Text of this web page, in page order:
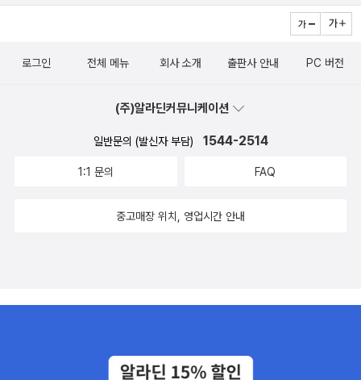
러가고, 내 노력에 의해 나의 세상이 바뀔 수 있다는 말은 양자 물리학
의 영역을 넘어 내가 꿈꾸는 작은 세계를 구축할 어떤 원동력이 되는
것 같기도 하다. 책을 덮으면 보이는 '마침내 밝혀진 현실 창조와 소통
영사 대학생 서포터즈 활동의 일환으로 김영사로부터 도서를 지원받
아 작성하였습니다'​
것이고요. 왜 굳이 이런 것을 알아야 할 까요? 무에 쓸모가 있다고. 고
대 리그베다의 창조에 관한 구절을 보면, 태초 전에는'공기든 하늘이
든 아무것도 존재하지 않았다.''무無'의 존재가 공간의 '무엇'인가로 폭
이시작되었던 순간의 메아리이자 시간과 공간으로 이루어진 연결망
으로서 우리를 우주 만물과 잇고 있다. P112 책에선 모든 만물은 하나
였고, 그렇기에 모두 이어져 있고영향을 주고 받고 있다고 합니다.디
아닌 것 같습니다. 그의 다른 책들도 읽어가며더욱 깊이 생각해 보고
릭스#그렉브레이든#디바인매트릭스느낌이현실이된다#김영사서포
를 구성하는 물질에 직접적인 영향을 끼친다.② 인간의 감정은 우리
의 세계를 구성하는 물질에 영향을 주는 DNA에 직접적인 영향을 끼
친다.③ 감정과 DNA의 관계는 시공간의 경계를 초월한다. 그 영향력
는 상상과 현실을 잇는 다리 디아빈 매트릭스는 어떻게 작동하는 것
인가?3부에서 디바인 매트릭스가 보내는 메시지양자의식으로 살고
사랑하고 치유하기까지 구성과 내용이 탄탄하고 알차다.꿈과 소망을
매트릭스마침내 밝혀진 현실 창조와 소통의 비밀이이책에 있었다. <
담긴 위대한 비밀을 풀기 위해 20년 넘게 연구와 여행을 계속한 나의
렇다면 이 책을 통해 그 답을 찾을 수 있을 것이다. -p.33-1995년 미
다. (…) 고대 전통들과 경전들이 오랫동안 주장해 온 대로, 우리는 우
로그인 전체 메뉴 회사 소개 출판사 안내 PC 버전
(주)알라딘커뮤니케이션
일반문의 (발신자 부담) 1544-2514
1:1 문의 FAQ
중고매장 위치, 영업시간 안내